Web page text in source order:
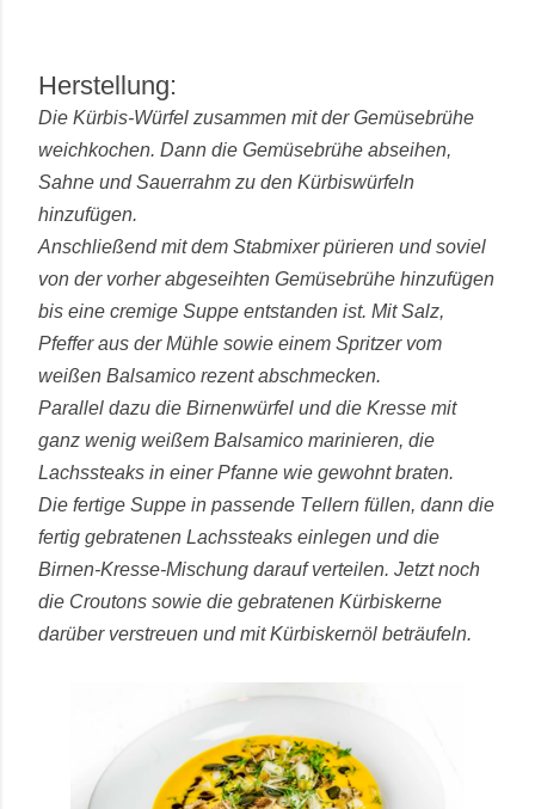
Herstellung:
Die Kürbis-Würfel zusammen mit der Gemüsebrühe
weichkochen. Dann die Gemüsebrühe abseihen,
Sahne und Sauerrahm zu den Kürbiswürfeln
hinzufügen.
Anschließend mit dem Stabmixer pürieren und soviel
von der vorher abgeseihten Gemüsebrühe hinzufügen
bis eine cremige Suppe entstanden ist. Mit Salz,
Pfeffer aus der Mühle sowie einem Spritzer vom
weißen Balsamico rezent abschmecken.
Parallel dazu die Birnenwürfel und die Kresse mit
ganz wenig weißem Balsamico marinieren, die
Lachssteaks in einer Pfanne wie gewohnt braten.
Die fertige Suppe in passende Tellern füllen, dann die
fertig gebratenen Lachssteaks einlegen und die
Birnen-Kresse-Mischung darauf verteilen. Jetzt noch
die Croutons sowie die gebratenen Kürbiskerne
darüber verstreuen und mit Kürbiskernöl beträufeln.